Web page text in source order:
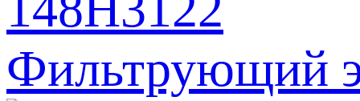
Фильтрующий